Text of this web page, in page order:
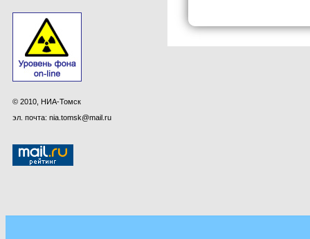
© 2010, НИА-Томск
эл. почта: nia.tomsk@mail.ru